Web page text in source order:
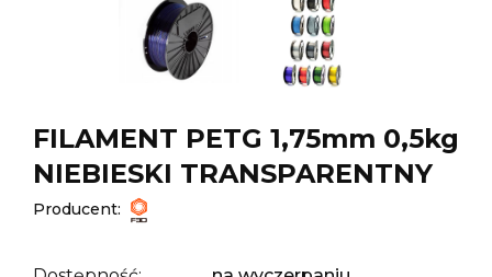
FILAMENT PETG 1,75mm 0,5kg
NIEBIESKI TRANSPARENTNY
Producent: